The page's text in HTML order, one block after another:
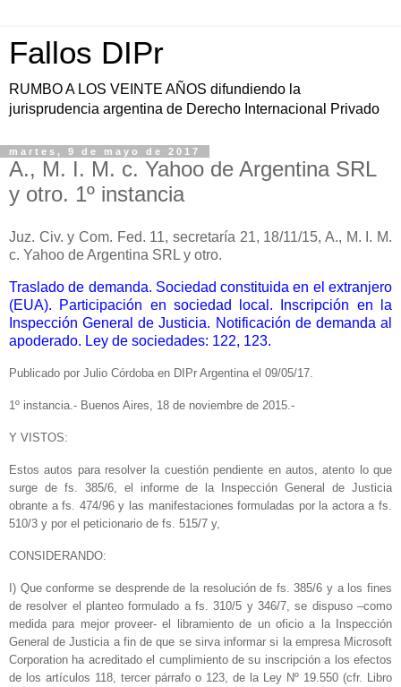
Fallos DIPr
RUMBO A LOS VEINTE AÑOS difundiendo la
jurisprudencia argentina de Derecho Internacional Privado
martes, 9 de mayo de 2017
A., M. I. M. c. Yahoo de Argentina SRL
y otro. 1º instancia
Juz. Civ. y Com. Fed. 11, secretaría 21, 18/11/15, A., M. I. M.
c. Yahoo de Argentina SRL y otro.
Traslado de demanda. Sociedad constituida en el extranjero
(EUA). Participación en sociedad local. Inscripción en la
Inspección General de Justicia. Notificación de demanda al
apoderado. Ley de sociedades: 122, 123.
Publicado por Julio Córdoba en DIPr Argentina el 09/05/17.
1º instancia.- Buenos Aires, 18 de noviembre de 2015.-
Y VISTOS:
Estos autos para resolver la cuestión pendiente en autos, atento lo que
surge de fs. 385/6, el informe de la Inspección General de Justicia
obrante a fs. 474/96 y las manifestaciones formuladas por la actora a fs.
510/3 y por el peticionario de fs. 515/7 y,
CONSIDERANDO:
I) Que conforme se desprende de la resolución de fs. 385/6 y a los fines
de resolver el planteo formulado a fs. 310/5 y 346/7, se dispuso –como
medida para mejor proveer- el libramiento de un oficio a la Inspección
General de Justicia a fin de que se sirva informar si la empresa Microsoft
Corporation ha acreditado el cumplimiento de su inscripción a los efectos
de los artículos 118, tercer párrafo o 123, de la Ley Nº 19.550 (cfr. Libro